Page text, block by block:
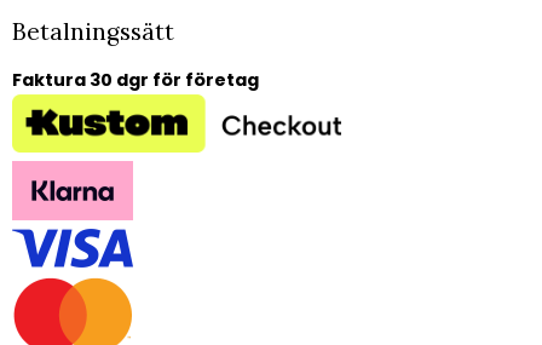
Betalningssätt
Faktura 30 dgr för företag